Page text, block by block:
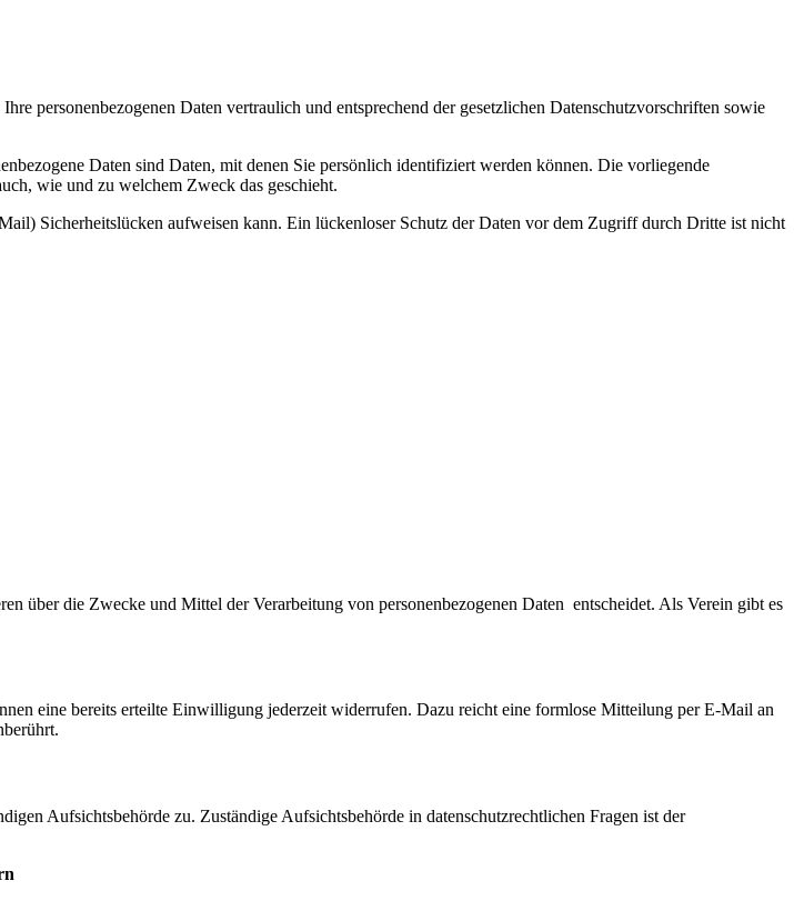
personenbezogenen Daten vertraulich und entsprechend der gesetzlichen Datenschutzvorschriften sowie
Daten sind Daten, mit denen Sie persönlich identifiziert werden können. Die vorliegende
wie und zu welchem Zweck das geschieht.
Sicherheitslücken aufweisen kann. Ein lückenloser Schutz der Daten vor dem Zugriff durch Dritte ist nicht
über die Zwecke und Mittel der Verarbeitung von personenbezogenen Daten entscheidet. Als Verein gibt es
eine bereits erteilte Einwilligung jederzeit widerrufen. Dazu reicht eine formlose Mitteilung per E-Mail an
Aufsichtsbehörde zu. Zuständige Aufsichtsbehörde in datenschutzrechtlichen Fragen ist der